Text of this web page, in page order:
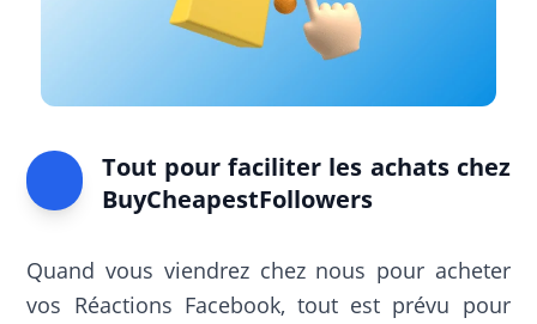
Tout pour faciliter les achats chez
BuyCheapestFollowers
Quand vous viendrez chez nous pour acheter
vos Réactions Facebook, tout est prévu pour